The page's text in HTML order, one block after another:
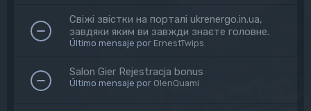
Свіжі звістки на порталі ukrenergo.in.ua,
завдяки яким ви завжди знаєте головне.
Último mensaje por ErnestTwips
Salon Gier Rejestracja bonus
Último mensaje por OlenQuami